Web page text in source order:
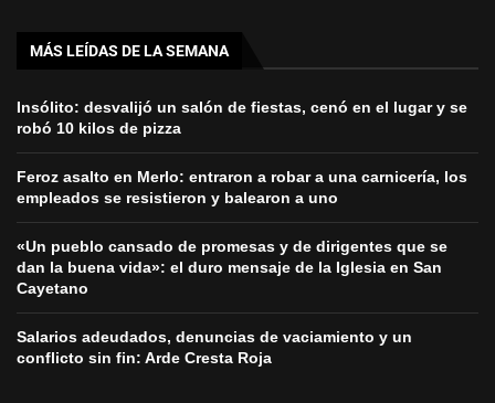
MÁS LEÍDAS DE LA SEMANA
Insólito: desvalijó un salón de fiestas, cenó en el lugar y se
robó 10 kilos de pizza
Feroz asalto en Merlo: entraron a robar a una carnicería, los
empleados se resistieron y balearon a uno
«Un pueblo cansado de promesas y de dirigentes que se
dan la buena vida»: el duro mensaje de la Iglesia en San
Cayetano
Salarios adeudados, denuncias de vaciamiento y un
conflicto sin fin: Arde Cresta Roja